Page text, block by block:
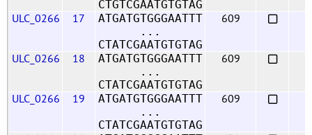
CTGTCGAATGTGTAG
ULC_0266 17
ATGATGTGGGAATTT
...
CTATCGAATGTGTAG
609
ULC_0266 18
ATGATGTGGGAATTT
...
CTATCGAATGTGTAG
609
ULC_0266 19
ATGATGTGGGAATTT
...
CTATCGAATGTGTAG
609